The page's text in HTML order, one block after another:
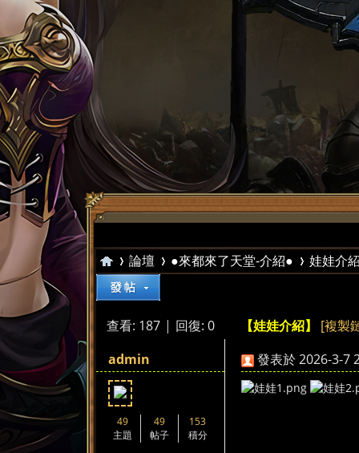
來»
論壇
›
●來都來了天堂-介紹●
›
娃娃介
查看: 187 | 回復: 0 【娃娃介紹】
[複製
admin
49
主題
49
帖子
153
積分
發表於 2026-3-7